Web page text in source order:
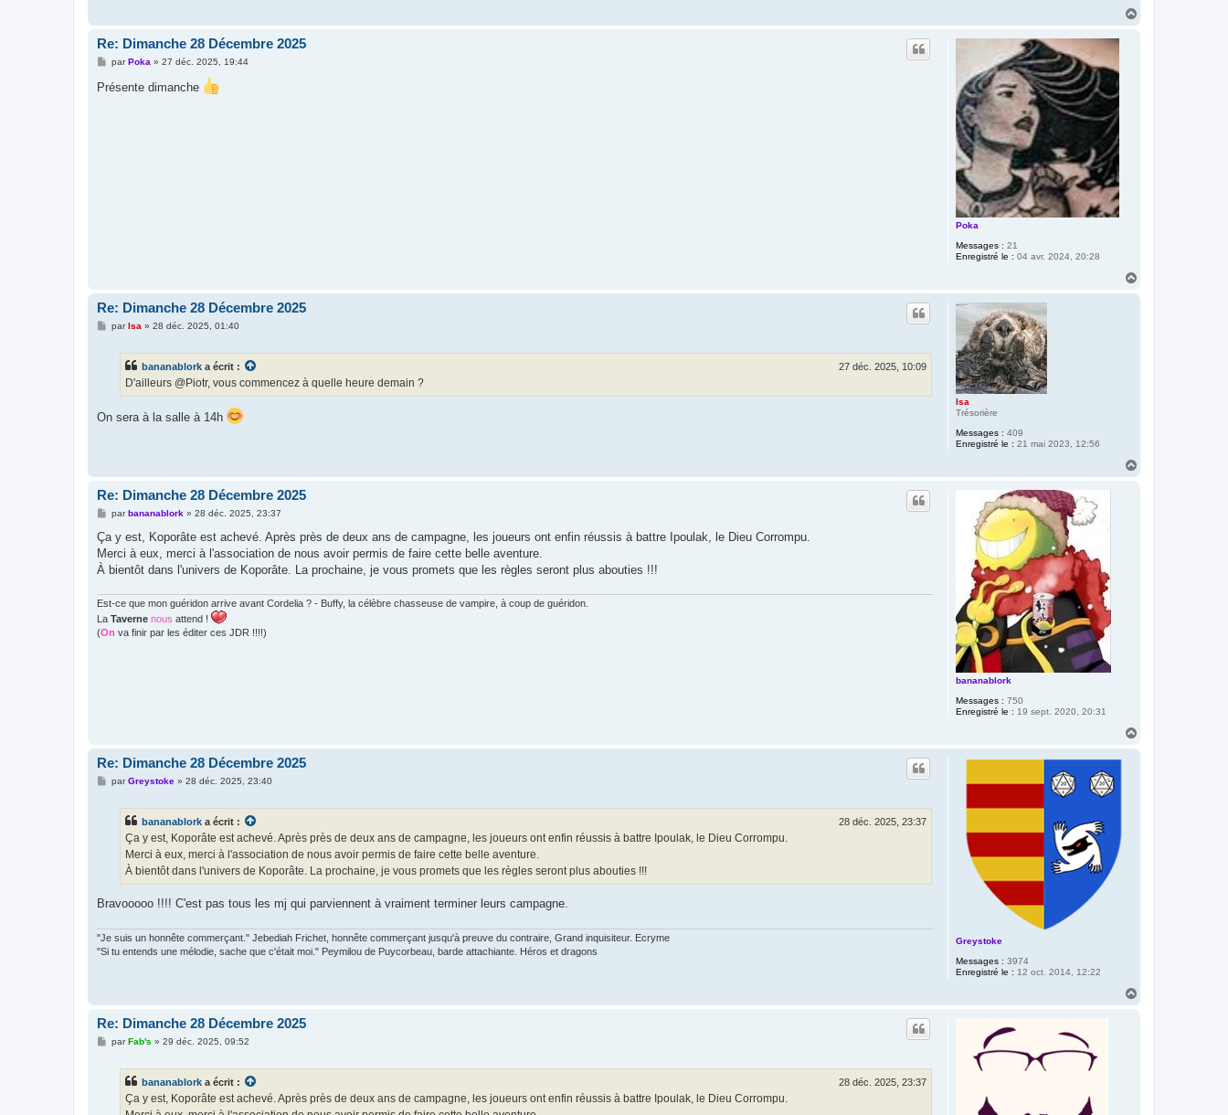
Poka
Messages : 21
Enregistré le : 04 avr. 2024, 20:28
Re: Dimanche 28 Décembre 2025
M
s
s
parPoka » 27 déc. 2025, 19:44
Présente dimanche
Isa
Trésorière
Messages : 409
Enregistré le : 21 mai 2023, 12:56
Re: Dimanche 28 Décembre 2025
MparIsa » 28 déc. 2025, 01:40
bananablork a écrit : 27 déc. 2025, 10:09
D'ailleurs @Piotr, vous commencez à quelle heure demain ?
On sera à la salle à 14h
bananablork
Messages : 750
Enregistré le : 19 sept. 2020, 20:31
Re: Dimanche 28 Décembre 2025
M
s
a
g
parbananablork» 28 déc. 2025, 23:37
Ça y est, Koporâte est achevé. Après près de deux ans de campagne, les joueurs ont enfin réussis à battre Ipoulak, le Dieu Corrompu.
Merci à eux, merci à l'association de nous avoir permis de faire cette belle aventure.
À bientôt dans l'univers de Koporâte. La prochaine, je vous promets que les règles seront plus abouties !!!
Est-ce que mon guéridon arrive avant Cordelia ? - Buffy, la célèbre chasseuse de vampire, à coup de guéridon.
La Taverne nous attend !
(On va finir par les éditer ces JDR !!!!)
Greystoke
Messages : 3974
Enregistré le : 12 oct. 2014, 12:22
Re: Dimanche 28 Décembre 2025
MparGreystoke» 28 déc. 2025, 23:40
bananablork a écrit : 28 déc. 2025, 23:37
Ça y est, Koporâte est achevé. Après près de deux ans de campagne, les joueurs ont enfin réussis à battre Ipoulak, le Dieu Corrompu.
Merci à eux, merci à l'association de nous avoir permis de faire cette belle aventure.
À bientôt dans l'univers de Koporâte. La prochaine, je vous promets que les règles seront plus abouties !!!
Bravooooo !!!! C'est pas tous les mj qui parviennent à vraiment terminer leurs campagne.
"Je suis un honnête commerçant." Jebediah Frichet, honnête commerçant jusqu'à preuve du contraire, Grand inquisiteur. Ecryme
"Si tu entends une mélodie, sache que c'était moi." Peymilou de Puycorbeau, barde attachiante. Héros et dragons
Re: Dimanche 28 Décembre 2025
MparFab's » 29 déc. 2025, 09:52
bananablork a écrit : 28 déc. 2025, 23:37
Ça y est, Koporâte est achevé. Après près de deux ans de campagne, les joueurs ont enfin réussis à battre Ipoulak, le Dieu Corrompu.